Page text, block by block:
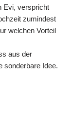
Evi, verspricht
zumindest
welchen Vorteil
aus der
sonderbare Idee.